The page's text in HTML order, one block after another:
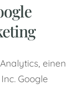
einen
Google